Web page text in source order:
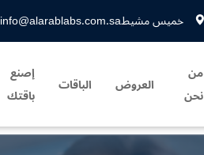
خميس مشيطinfo@alarablabs.com.sa
من
نحن
العروض الباقات
إصنع
باقتك